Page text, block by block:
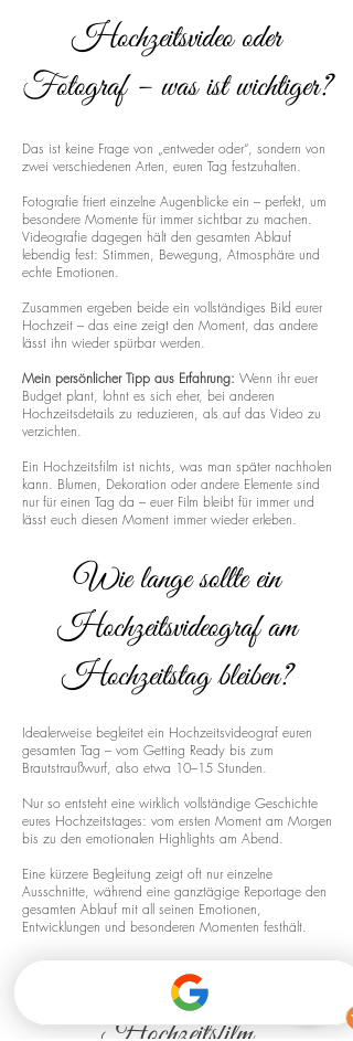
Hochzeitsvideo oder
Fotograf – was ist wichtiger?
Das ist keine Frage von „entweder oder“, sondern von
zwei verschiedenen Arten, euren Tag festzuhalten.
Fotografie friert einzelne Augenblicke ein – perfekt, um
besondere Momente für immer sichtbar zu machen.
Videografie dagegen hält den gesamten Ablauf
lebendig fest: Stimmen, Bewegung, Atmosphäre und
echte Emotionen.
Zusammen ergeben beide ein vollständiges Bild eurer
Hochzeit – das eine zeigt den Moment, das andere
lässt ihn wieder spürbar werden.
Mein persönlicher Tipp aus Erfahrung: Wenn ihr euer
Budget plant, lohnt es sich eher, bei anderen
Hochzeitsdetails zu reduzieren, als auf das Video zu
verzichten.
Ein Hochzeitsfilm ist nichts, was man später nachholen
kann. Blumen, Dekoration oder andere Elemente sind
nur für einen Tag da – euer Film bleibt für immer und
lässt euch diesen Moment immer wieder erleben.
Wie lange sollte ein
Hochzeitsvideograf am
Hochzeitstag bleiben?
Idealerweise begleitet ein Hochzeitsvideograf euren
gesamten Tag – vom Getting Ready bis zum
Brautstraußwurf, also etwa 10–15 Stunden.
Nur so entsteht eine wirklich vollständige Geschichte
eures Hochzeitstages: vom ersten Moment am Morgen
bis zu den emotionalen Highlights am Abend.
Eine kürzere Begleitung zeigt oft nur einzelne
Ausschnitte, während eine ganztägige Reportage den
gesamten Ablauf mit all seinen Emotionen,
Entwicklungen und besonderen Momenten festhält.
Drohnenaufnahmen für euren